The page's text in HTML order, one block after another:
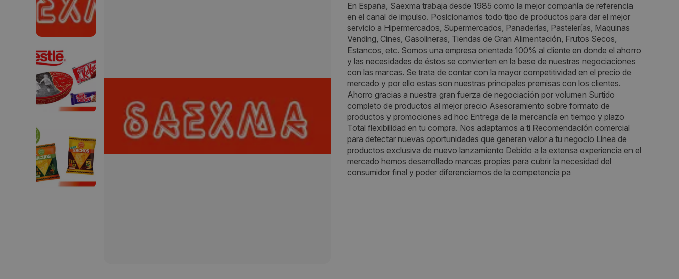
En España, Saexma trabaja desde 1985 como la mejor compañía de referencia
en el canal de impulso. Posicionamos todo tipo de productos para dar el mejor
servicio a Hipermercados, Supermercados, Panaderías, Pastelerías, Maquinas
Vending, Cines, Gasolineras, Tiendas de Gran Alimentación, Frutos Secos,
Estancos, etc. Somos una empresa orientada 100% al cliente en donde el ahorro
y las necesidades de éstos se convierten en la base de nuestras negociaciones
con las marcas. Se trata de contar con la mayor competitividad en el precio de
mercado y por ello estas son nuestras principales premisas con los clientes.
Ahorro gracias a nuestra gran fuerza de negociación por volumen Surtido
completo de productos al mejor precio Asesoramiento sobre formato de
productos y promociones ad hoc Entrega de la mercancía en tiempo y plazo
Total flexibilidad en tu compra. Nos adaptamos a ti Recomendación comercial
para detectar nuevas oportunidades que generan valor a tu negocio Línea de
productos exclusiva de nuevo lanzamiento Debido a la extensa experiencia en el
mercado hemos desarrollado marcas propias para cubrir la necesidad del
consumidor final y poder diferenciarnos de la competencia pa
Persona de contacto:
Cesar
Dirección:
Avda Laredo 2
Localidad:
Fuenlabrada
Código Postal:
28946
Teléfono:
916066811
Email:
cesar.gutierrez@saexma.es
Web:
http://www.saexma.es/
Visitas a producto:
1767